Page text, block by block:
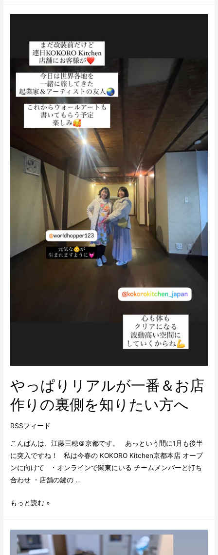
やっぱりリアルが一番＆お店
作りの裏側を知りたい方へ
RSSフィード
こんばんは、江藤三穂＠京都です。 あっという間に1月も後半
に突入ですね！ 私は今春の KOKORO Kitchen京都本店 オープ
ンに向けて ・オンラインで関東にいる チームメンバーと打ち
合わせ ・店舗の鍵の …
もっと読む »